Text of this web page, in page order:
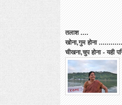
तलाश ....
खोना,गुम होना
चीखना,चुप होना - यही